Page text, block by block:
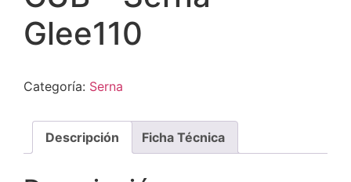
Glee110
Categoría: Serna
Descripción Ficha Técnica